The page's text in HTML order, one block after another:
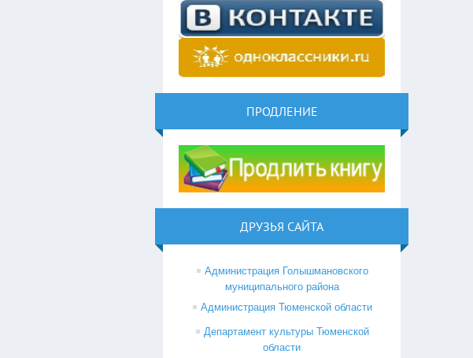
ПРОДЛЕНИЕ
ДРУЗЬЯ САЙТА
Администрация Голышмановского
муниципального района
Администрация Тюменской области
Департамент культуры Тюменской
области